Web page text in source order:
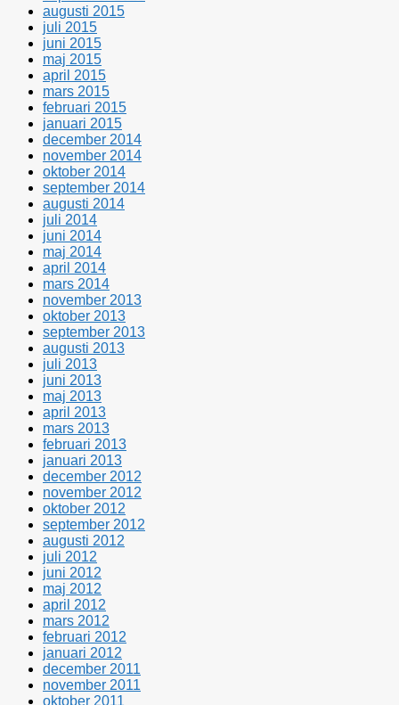
augusti 2015
juli 2015
juni 2015
maj 2015
april 2015
mars 2015
februari 2015
januari 2015
december 2014
november 2014
oktober 2014
september 2014
augusti 2014
juli 2014
juni 2014
maj 2014
april 2014
mars 2014
november 2013
oktober 2013
september 2013
augusti 2013
juli 2013
juni 2013
maj 2013
april 2013
mars 2013
februari 2013
januari 2013
december 2012
november 2012
oktober 2012
september 2012
augusti 2012
juli 2012
juni 2012
maj 2012
april 2012
mars 2012
februari 2012
januari 2012
december 2011
november 2011
oktober 2011